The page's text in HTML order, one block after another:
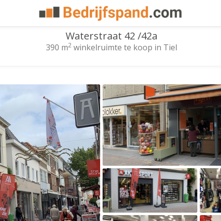
Waterstraat 42 /42a
390 m2 winkelruimte te koop in Tiel